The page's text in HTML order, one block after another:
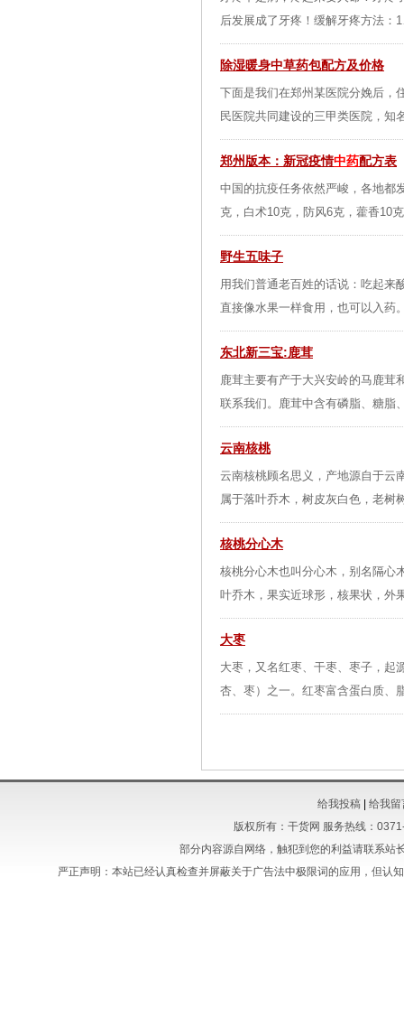
后发展成了牙疼！缓解牙疼方法：
除湿暖身中草药包配方及价格
下面是我们在郑州某医院分娩后，
民医院共同建设的三甲类医院，知
郑州版本：新冠疫情中药配方表
中国的抗疫任务依然严峻，各地都
克，白术10克，防风6克，藿香10
野生五味子
用我们普通老百姓的话说：吃起来
直接像水果一样食用，也可以入药
东北新三宝:鹿茸
鹿茸主要有产于大兴安岭的马鹿茸
联系我们。鹿茸中含有磷脂、糖脂
云南核桃
云南核桃顾名思义，产地源自于云
属于落叶乔木，树皮灰白色，老树
核桃分心木
核桃分心木也叫分心木，别名隔心
叶乔木，果实近球形，核果状，外
大枣
大枣，又名红枣、干枣、枣子，起
杏、枣）之一。红枣富含蛋白质、
给我投稿
给我留
版权所有：干货网 服务热线：
部分内容源自网络，触犯到您的利益请联系站
严正声明：本站已经认真检查并屏蔽关于广告法中极限词的应用，但认